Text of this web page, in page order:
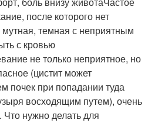
после которого нет
темная с неприятным
с кровью
не только неприятное, но
(цистит может
почек при попадании туда
восходящим путем), очень
нужно делать для